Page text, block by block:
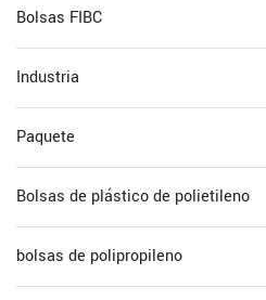
Bolsas FIBC
Industria
Paquete
Bolsas de plástico de polietileno
bolsas de polipropileno